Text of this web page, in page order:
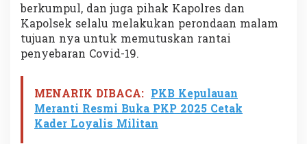
a
berkumpul, dan juga pihak Kapolres dan
Kapolsek selalu melakukan perondaan malam
tujuan nya untuk memutuskan rantai
penyebaran Covid-19.
MENARIK DIBACA: PKB Kepulauan
Meranti Resmi Buka PKP 2025 Cetak
Kader Loyalis Militan